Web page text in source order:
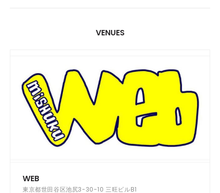
VENUES
WEB
東京都世田谷区池尻3-30-10 三旺ビルB1